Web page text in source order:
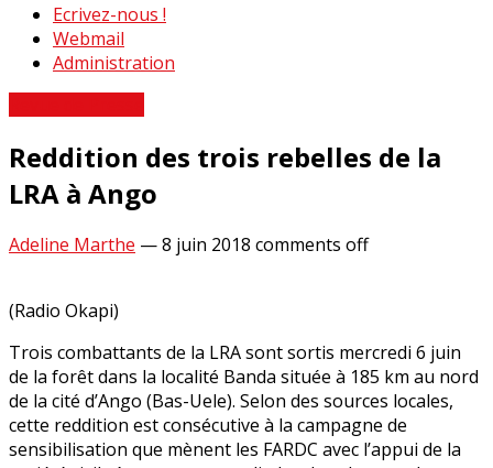
Ecrivez-nous !
Webmail
Administration
Reddition des trois rebelles de la
LRA à Ango
Adeline Marthe —8 juin 2018 comments off
(Radio Okapi)
Trois combattants de la LRA sont sortis mercredi 6 juin
de la forêt dans la localité Banda située à 185 km au nord
de la cité d’Ango (Bas-Uele). Selon des sources locales,
cette reddition est consécutive à la campagne de
sensibilisation que mènent les FARDC avec l’appui de la